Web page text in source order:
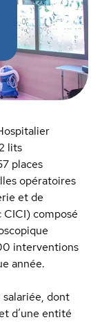
lits
places
opératoires
et de
composé
interventions
année.
salariée, dont
d’une entité